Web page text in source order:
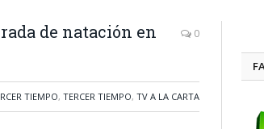
de natación en
0
TIEMPO, TERCER TIEMPO, TV A LA CARTA